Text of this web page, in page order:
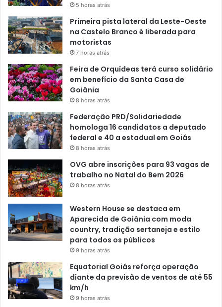
5 horas atrás
Primeira pista lateral da Leste-Oeste
na Castelo Branco é liberada para
motoristas
7 horas atrás
Feira de Orquídeas terá curso solidário
em benefício da Santa Casa de
Goiânia
8 horas atrás
Federação PRD/Solidariedade
homologa 16 candidatos a deputado
federal e 40 a estadual em Goiás
8 horas atrás
OVG abre inscrições para 93 vagas de
trabalho no Natal do Bem 2026
8 horas atrás
Western House se destaca em
Aparecida de Goiânia com moda
country, tradição sertaneja e estilo
para todos os públicos
9 horas atrás
Equatorial Goiás reforça operação
diante da previsão de ventos de até 55
km/h
9 horas atrás